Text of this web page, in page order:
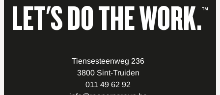
LET'S DO THE WORK.™
Tiensesteenweg 236
3800 Sint-Truiden
011 49 62 92